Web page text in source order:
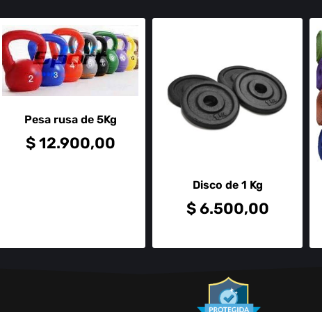
Pesa rusa de 5Kg
$12.900,00
Disco de 1 Kg
$6.500,00